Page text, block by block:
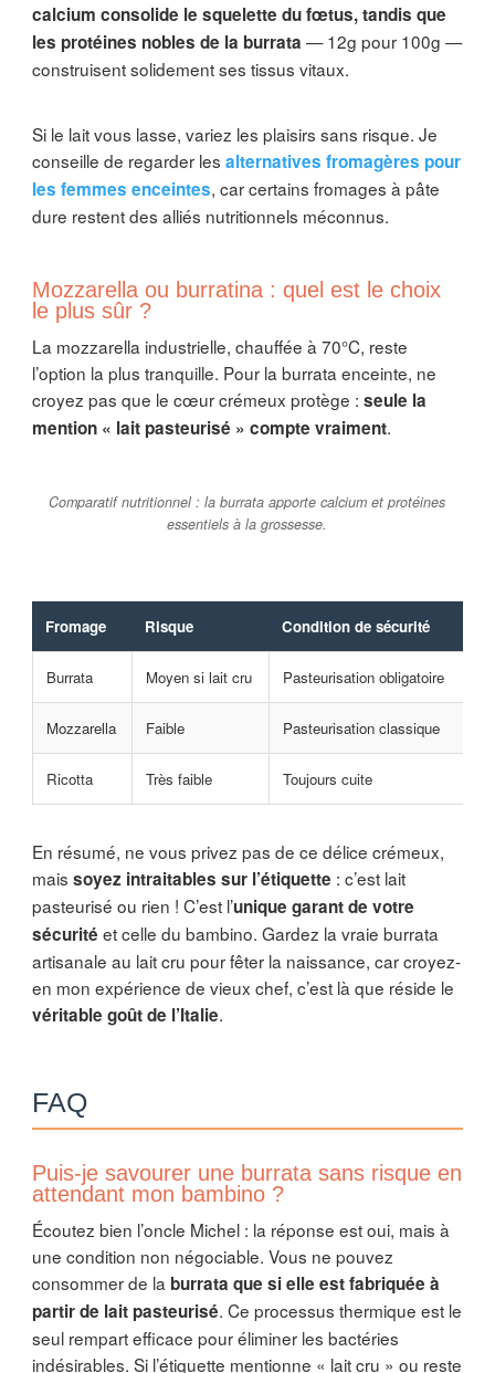
calcium consolide le squelette du fœtus, tandis que
les protéines nobles de la burrata — 12g pour 100g —
construisent solidement ses tissus vitaux.
Si le lait vous lasse, variez les plaisirs sans risque. Je
conseille de regarder les alternatives fromagères pour
les femmes enceintes, car certains fromages à pâte
dure restent des alliés nutritionnels méconnus.
Mozzarella ou burratina : quel est le choix
le plus sûr ?
La mozzarella industrielle, chauffée à 70°C, reste
l’option la plus tranquille. Pour la burrata enceinte, ne
croyez pas que le cœur crémeux protège : seule la
mention « lait pasteurisé » compte vraiment.
Comparatif nutritionnel : la burrata apporte calcium et protéines
essentiels à la grossesse.
Fromage Risque Condition de sécurité
Burrata Moyen si lait cru Pasteurisation obligatoire
Mozzarella Faible Pasteurisation classique
Ricotta Très faible Toujours cuite
En résumé, ne vous privez pas de ce délice crémeux,
mais soyez intraitables sur l’étiquette : c’est lait
pasteurisé ou rien ! C’est l’unique garant de votre
sécurité et celle du bambino. Gardez la vraie burrata
artisanale au lait cru pour fêter la naissance, car croyez-
en mon expérience de vieux chef, c’est là que réside le
véritable goût de l’Italie.
FAQ
Puis-je savourer une burrata sans risque en
attendant mon bambino ?
Écoutez bien l’oncle Michel : la réponse est oui, mais à
une condition non négociable. Vous ne pouvez
consommer de la burrata que si elle est fabriquée à
partir de lait pasteurisé. Ce processus thermique est le
seul rempart efficace pour éliminer les bactéries
indésirables. Si l’étiquette mentionne « lait cru » ou reste